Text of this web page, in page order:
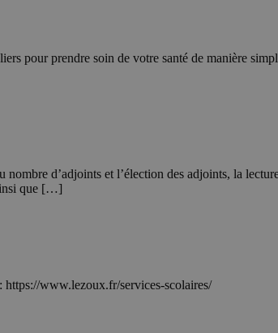
pour prendre soin de votre santé de manière
d’adjoints et l’élection des adjoints, la
que […]
https://www.lezoux.fr/services-scolaires/